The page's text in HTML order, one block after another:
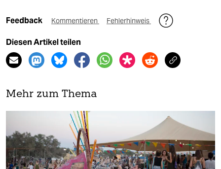
Feedback Kommentieren Fehlerhinweis
Diesen Artikel teilen
Mehr zum Thema